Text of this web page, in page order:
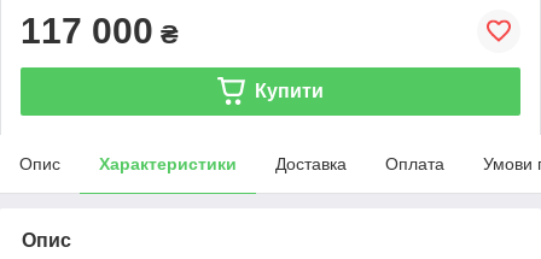
117 000 ₴
Купити
Опис Характеристики Доставка Оплата Умови
Опис